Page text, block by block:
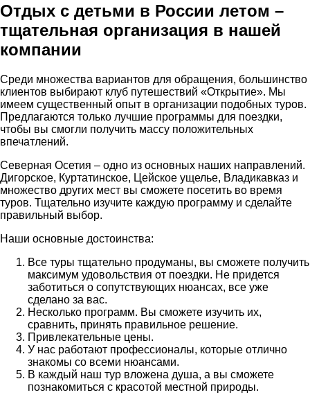
Отдых с детьми в России летом –
тщательная организация в нашей
компании
Среди множества вариантов для обращения, большинство
клиентов выбирают клуб путешествий «Открытие». Мы
имеем существенный опыт в организации подобных туров.
Предлагаются только лучшие программы для поездки,
чтобы вы смогли получить массу положительных
впечатлений.
Северная Осетия – одно из основных наших направлений.
Дигорское, Куртатинское, Цейское ущелье, Владикавказ и
множество других мест вы сможете посетить во время
туров. Тщательно изучите каждую программу и сделайте
правильный выбор.
Наши основные достоинства:
Все туры тщательно продуманы, вы сможете получить
максимум удовольствия от поездки. Не придется
заботиться о сопутствующих нюансах, все уже
сделано за вас.
Несколько программ. Вы сможете изучить их,
сравнить, принять правильное решение.
Привлекательные цены.
У нас работают профессионалы, которые отлично
знакомы со всеми нюансами.
В каждый наш тур вложена душа, а вы сможете
познакомиться с красотой местной природы.